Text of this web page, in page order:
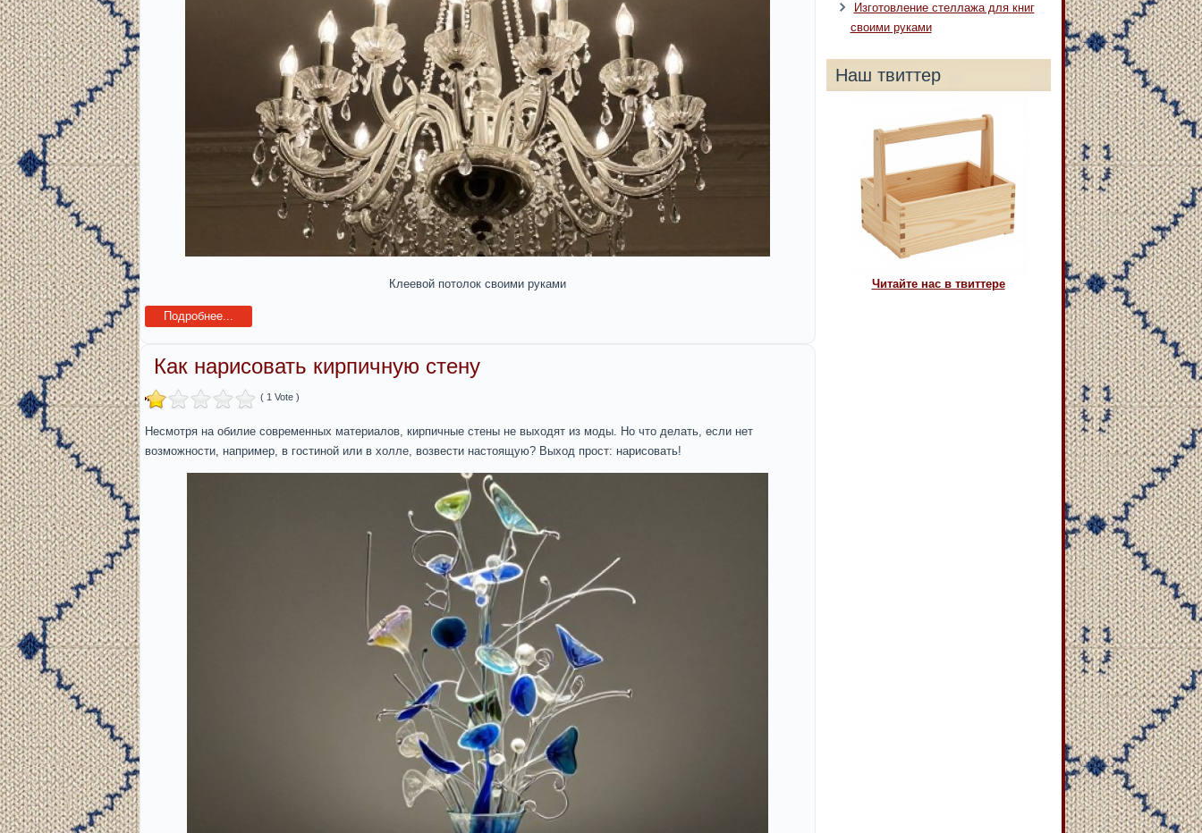
Клеевой потолок своими руками
Подробнее...
Как нарисовать кирпичную стену
( 1 Vote )
Несмотря на обилие современных материалов, кирпичные стены не выходят из моды. Но что делать, если нет
возможности, например, в гостиной или в холле, возвести настоящую? Выход прост: нарисовать!
Изготовление стеллажа для книг
своими руками
Наш твиттер
Читайте нас в твиттере